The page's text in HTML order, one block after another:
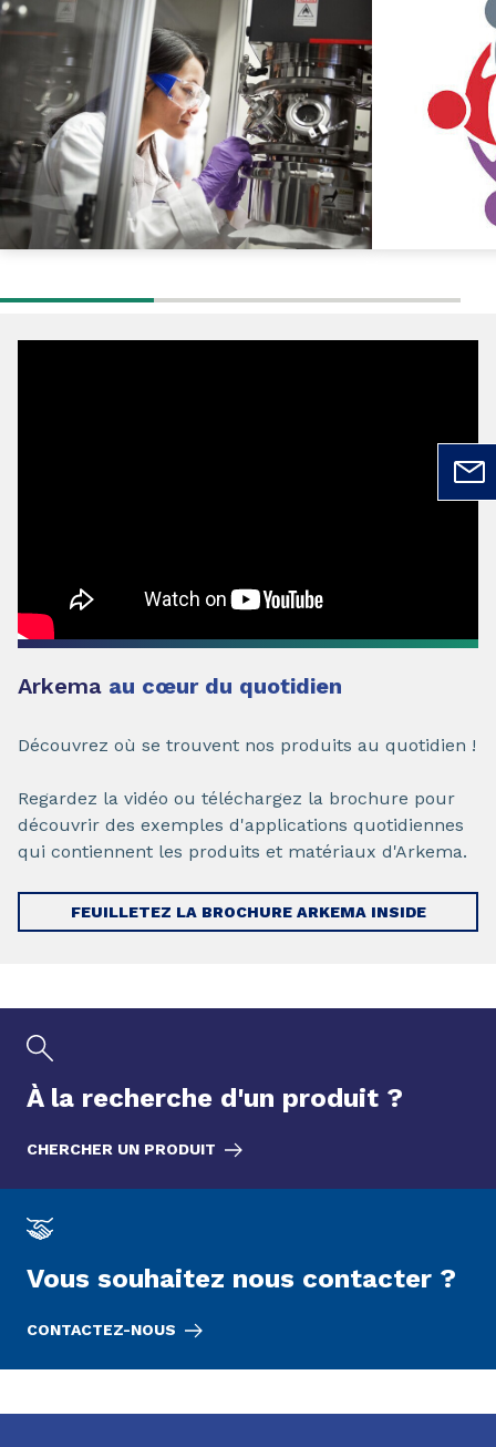
Arkema au cœur du quotidien
Découvrez où se trouvent nos produits au quotidien !
Regardez la vidéo ou téléchargez la brochure pour
découvrir des exemples d'applications quotidiennes
qui contiennent les produits et matériaux d'Arkema.
FEUILLETEZ LA BROCHURE ARKEMA INSIDE
À la recherche d'un produit ?
CHERCHER UN PRODUIT
Vous souhaitez nous contacter ?
CONTACTEZ-NOUS